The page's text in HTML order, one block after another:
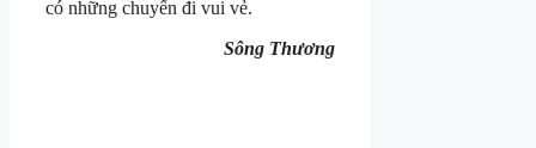
có những chuyến đi vui vẻ.
Sông Thương